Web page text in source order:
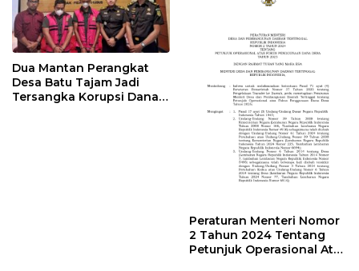
Dua Mantan Perangkat
Desa Batu Tajam Jadi
Tersangka Korupsi Dana
Peraturan Menteri Nomor
2 Tahun 2024 Tentang
Petunjuk Operasional Atas